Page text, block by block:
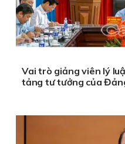
Vai trò giảng viên lý
tảng tư tưởng của